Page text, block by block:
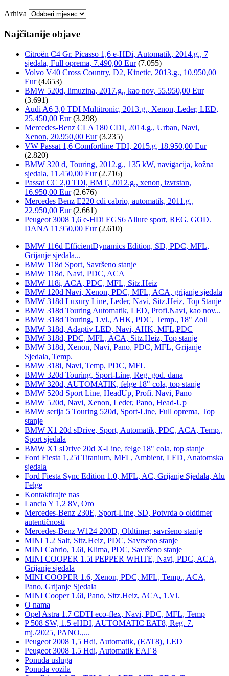
Arhiva
Najčitanije objave
Citroën C4 Gr. Picasso 1,6 e-HDi, Automatik, 2014.g., 7
sjedala, Full oprema, 7.490,00 Eur (7.055)
Volvo V40 Cross Country, D2, Kinetic, 2013.g., 10.950,00
Eur (4.653)
BMW 520d, limuzina, 2017.g., kao nov, 55.950,00 Eur
(3.691)
Audi A6 3,0 TDI Multitronic, 2013.g., Xenon, Leder, LED,
25.450,00 Eur (3.298)
Mercedes-Benz CLA 180 CDI, 2014.g., Urban, Navi,
Xenon, 20.950,00 Eur (3.235)
VW Passat 1,6 Comfortline TDI, 2015.g, 18.950,00 Eur
(2.820)
BMW 320 d, Touring, 2012.g., 135 kW, navigacija, kožna
sjedala, 11.450,00 Eur (2.716)
Passat CC 2,0 TDI, BMT, 2012.g., xenon, izvrstan,
16.950,00 Eur (2.676)
Mercedes Benz E220 cdi cabrio, automatik, 2011.g.,
22.950,00 Eur (2.661)
Peugeot 3008 1,6 e-HDi EGS6 Allure sport, REG. GOD.
DANA 11.950,00 Eur (2.610)
BMW 116d EfficientDynamics Edition, SD, PDC, MFL,
Grijanje sjedala...
BMW 118d Sport, Savršeno stanje
BMW 118d, Navi, PDC, ACA
BMW 118i, ACA, PDC, MFL, Sitz.Heiz
BMW 120d Navi, Xenon, PDC, MFL, ACA, grijanje sjedala
BMW 318d Luxury Line, Leder, Navi, Sitz.Heiz, Top Stanje
BMW 318d Touring Automatik, LED, Profi.Navi, kao nov...
BMW 318d Touring, 1.vl., AHK, PDC, Temp., 18" Zoll
BMW 318d, Adaptiv LED, Navi, AHK, MFL,PDC
BMW 318d, PDC, MFL, ACA, Sitz.Heiz, Top stanje
BMW 318d, Xenon, Navi, Pano, PDC, MFL, Grijanje
Sjedala, Temp.
BMW 318i, Navi, Temp, PDC, MFL
BMW 320d Touring, Sport-Line, Reg. god. dana
BMW 320d, AUTOMATIK, felge 18" cola, top stanje
BMW 520d Sport Line, HeadUp, Profi. Navi, Pano
BMW 520d, Navi, Xenon, Leder, Pano, Head-Up
BMW serija 5 Touring 520d, Sport-Line, Full oprema, Top
stanje
BMW X1 20d sDrive, Sport, Automatik, PDC, ACA, Temp.,
Sport sjedala
BMW X1 sDrive 20d X-Line, felge 18" cola, top stanje
Ford Fiesta 1,25i Titanium, MFL, Ambient, LED, Anatomska
sjedala
Ford Fiesta Sync Edition 1.0, MFL, AC, Grijanje Sjedala, Alu
Felge
Kontaktirajte nas
Lancia Y 1,2 8V, Oro
Mercedes-Benz 230E, Sport-Line, SD, Potvrda o oldtimer
autentičnosti
Mercedes-Benz W124 200D, Oldtimer, savršeno stanje
MINI 1.2 Salt, Sitz.Heiz, PDC, Savrseno stanje
MINI Cabrio, 1.6i, Klima, PDC, Savršeno stanje
MINI COOPER 1.5i PEPPER WHITE, Navi, PDC, ACA,
Grijanje sjedala
MINI COOPER 1.6, Xenon, PDC, MFL, Temp., ACA,
Pano, Grijanje Sjedala
MINI Cooper 1.6i, Pano, Sitz.Heiz, ACA, 1.Vl.
O nama
Opel Astra 1.7 CDTI eco-flex, Navi, PDC, MFL, Temp
P 508 SW, 1.5 eHDI, AUTOMATIC EAT8, Reg. 7.
mj./2025, PANO.,...
Peugeot 2008 1,5 Hdi, Automatik, (EAT8), LED
Peugeot 3008 1.5 Hdi, Automatik EAT 8
Ponuda usluga
Ponuda vozila